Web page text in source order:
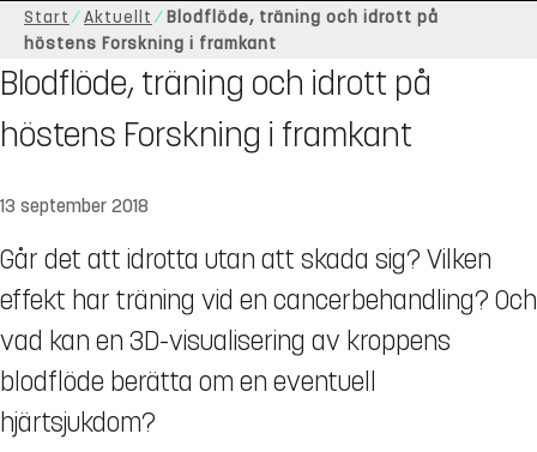
Start Aktuellt
Blodflöde, träning och idrott på
höstens Forskning i framkant
Blodflöde, träning och idrott på
höstens Forskning i framkant
13 september 2018
Går det att idrotta utan att skada sig? Vilken
effekt har träning vid en cancerbehandling? Och
vad kan en 3D-visualisering av kroppens
blodflöde berätta om en eventuell
hjärtsjukdom?